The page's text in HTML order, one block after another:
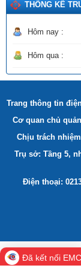
Ngày ban hành:
THỐNG KÊ
Hôm nay :
Hôm qua :
Trang thông tin
Cơ quan chủ
Chịu trách
Trụ sở: Tầng 5,
Điện thoại:
Đã kết nối EMC